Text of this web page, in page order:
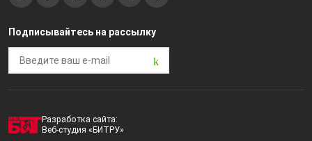
Подписывайтесь на рассылку
Разработка сайта:
Веб-студия «БИТРУ»